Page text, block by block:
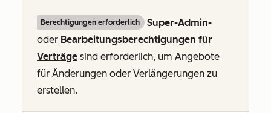
Berechtigungen erforderlich
Super-Admin-
oder Bearbeitungsberechtigungen für
Verträge sind erforderlich, um Angebote
für Änderungen oder Verlängerungen zu
erstellen.